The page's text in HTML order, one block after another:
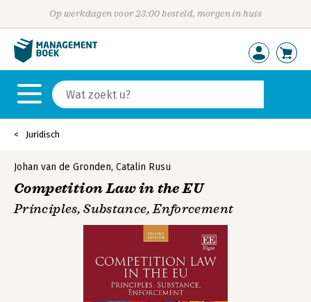
Op werkdagen voor 23:00 besteld, morgen in huis
Juridisch
Johan van de Gronden, Catalin Rusu
Competition Law in the EU
Principles, Substance, Enforcement